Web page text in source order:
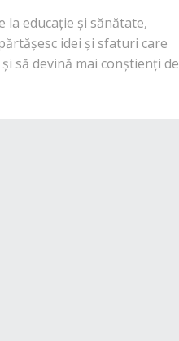
la educație și sănătate,
idei și sfaturi care
să devină mai conștienți de